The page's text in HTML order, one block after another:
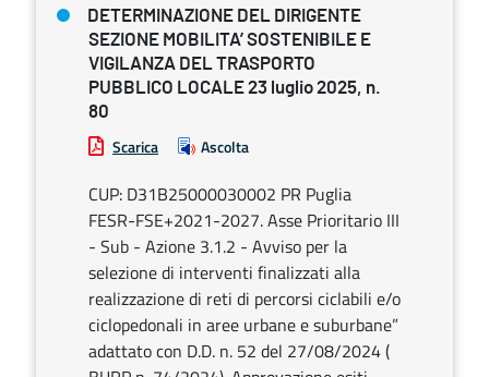
DETERMINAZIONE DEL DIRIGENTE
SEZIONE MOBILITA’ SOSTENIBILE E
VIGILANZA DEL TRASPORTO
PUBBLICO LOCALE 23 luglio 2025, n.
80
Scarica Ascolta
CUP: D31B25000030002 PR Puglia
FESR-FSE+2021-2027. Asse Prioritario III
- Sub - Azione 3.1.2 - Avviso per la
selezione di interventi finalizzati alla
realizzazione di reti di percorsi ciclabili e/o
ciclopedonali in aree urbane e suburbane”
adattato con D.D. n. 52 del 27/08/2024 (